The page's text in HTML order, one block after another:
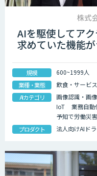
株式
AIを駆使してアク
求めていた機能
規模
600~1999人
業種・業態
飲食・サービ
AIカテゴリ
画像認識・画
IoT
業務自動
予知で労働災
プロダクト
法人向けAIド